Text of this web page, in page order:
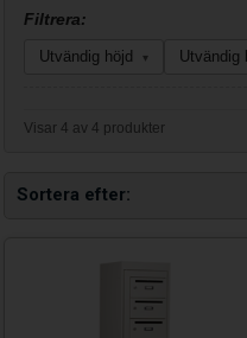
Sortera efter
Filtrera:
Utvändig höjd ▾ Utvändig
Visar 4 av 4 produkter